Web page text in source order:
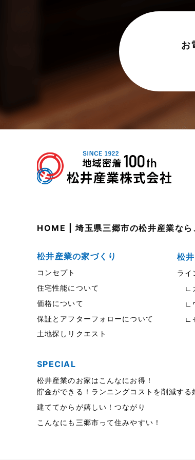
売買物件に関するよくある質問
市民リフォームサービス
店舗・テナント施工事例
採用情報
新着情報
未分類
東武スカイツリーライン
松伏店-ブログ
武蔵野線
注文住宅施工事例
物件検索
竹ノ塚店-ブログ
貸事務所活用事例
貸倉庫・その他
2023年12月
2023年11月
2023年10月
2023年7月
2023年6月
2023年5月
2023年3月
2023年2月
2022年12月
2022年11月
2022年10月
お
HOME | 埼玉県三郷市の松井産業なら
松井産業の家づくり
コンセプト
住宅性能について
価格について
保証とアフターフォローについて
土地探しリクエスト
SPECIAL
松井産業のお家はこんなにお得！
貯金ができる！ランニングコストを削減する
建ててからが嬉しい！つながり
こんなにも三郷市って住みやすい！
松
ライ
∟
∟
∟